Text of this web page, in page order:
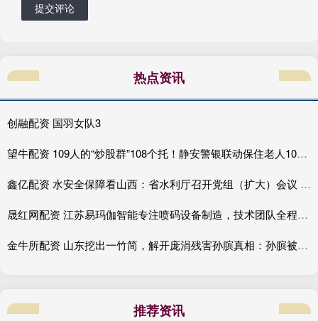
提交评论
热点资讯
创融配资 国羽女队3
望牛配资 109人的“炒股群”108个托！静安警银联动保住老人10万元
鑫亿配资 水安全保障看山西：省水利厅召开党组（扩大）会议 传达学习贯彻全国两会精神
晟红网配资 江苏易玛伽智能专注喷码设备制造，技术团队全程严格把控。提供高解析喷码机、小字符喷码机及激光喷码机，保障标识清晰稳定运行
金牛所配资 山东挖出一竹简，解开庞涓残害孙膑真相：孙膑被挖掉膝盖骨真不冤_田忌_竹筒_齐国
推荐资讯